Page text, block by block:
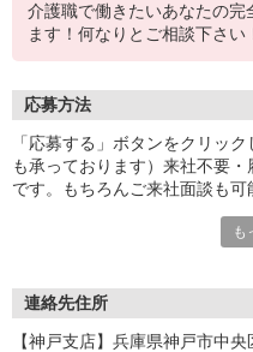
介護職で働きたいあなたの完
ます！何なりとご相談下さい
応募方法
「応募する」ボタンをクリッ
も承っております）来社不要
です。もちろんご来社面談も
も
連絡先住所
【神戸支店】兵庫県神戸市中